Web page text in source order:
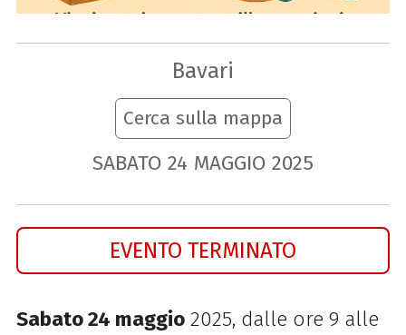
Bavari
Cerca sulla mappa
SABATO 24 MAGGIO 2025
EVENTO TERMINATO
Sabato 24 maggio2025, dalle ore 9 alle